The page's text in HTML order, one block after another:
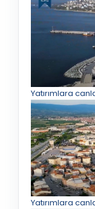
Yatırımlara
Yatırımlara